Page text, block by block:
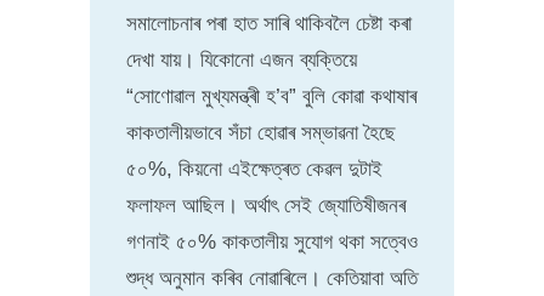
সমালোচনাৰ পৰা হাত সাৰি থাকিবলৈ চেষ্টা কৰা
দেখা যায়। যিকোনো এজন ব্যক্তিয়ে
“সোণোৱাল মুখ্যমন্ত্ৰী হ’ব” বুলি কোৱা কথাষাৰ
কাকতালীয়ভাবে সঁচা হোৱাৰ সম্ভাৱনা হৈছে
৫০%, কিয়নো এইক্ষেত্ৰত কেৱল দুটাই
ফলাফল আছিল। অৰ্থাৎ সেই জ্যোতিষীজনৰ
গণনাই ৫০% কাকতালীয় সুযোগ থকা সত্বেও
শুদ্ধ অনুমান কৰিব নোৱাৰিলে। কেতিয়াবা অতি